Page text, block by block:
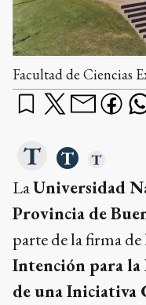
Facultad de Ciencias
LaUniversidad
Provincia de
parte de la firma de
Intención para
de una Iniciativa